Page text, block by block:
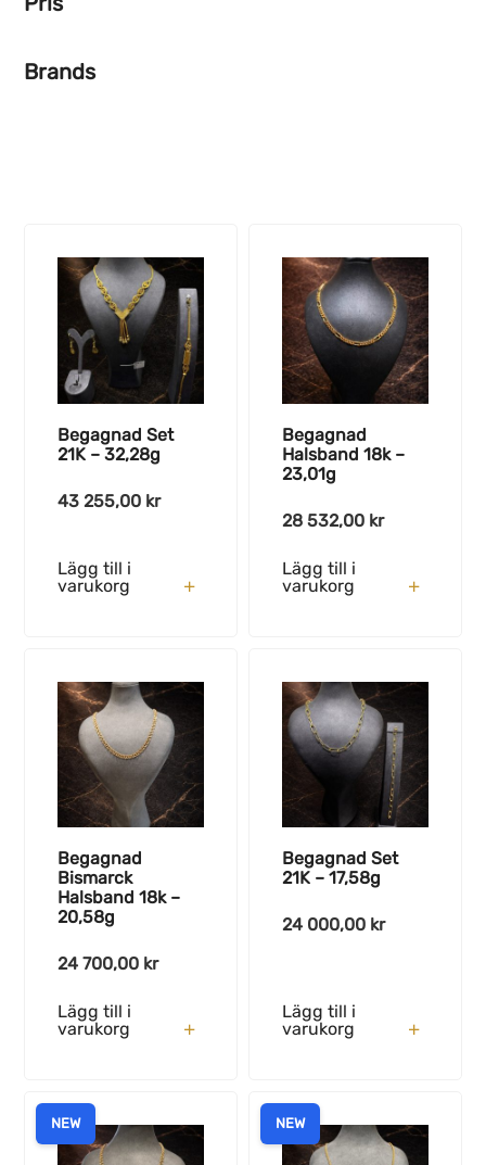
Brands
Begagnad Set
21K – 32,28g
43 255,00 kr
Lägg till i
varukorg
Begagnad
Halsband 18k –
23,01g
28 532,00 kr
Lägg till i
varukorg
Begagnad
Bismarck
Halsband 18k –
20,58g
24 700,00 kr
Lägg till i
varukorg
Begagnad Set
21K – 17,58g
24 000,00 kr
Lägg till i
varukorg
NEW NEW